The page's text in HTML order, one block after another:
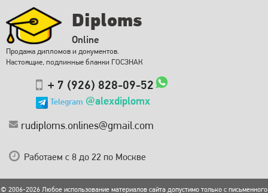
Diploms
Online
Продажа дипломов и документов.
Настоящие, подлинные бланки ГОСЗНАК
+ 7 (926) 828-09-52
Telegram @alexdiplomx
rudiploms.onlines@gmail.com
Работаем с 8 до 22 по Москве
© 2006-2026 Любое использование материалов сайта допустимо только с письменного